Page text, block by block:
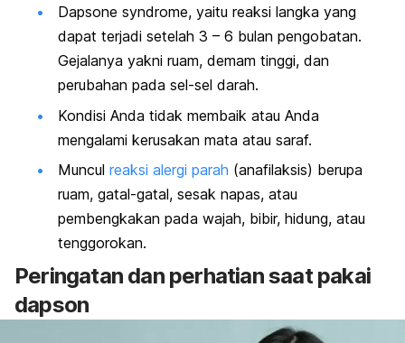
Dapsone syndrome, yaitu reaksi langka yang
dapat terjadi setelah 3 – 6 bulan pengobatan.
Gejalanya yakni ruam, demam tinggi, dan
perubahan pada sel-sel darah.
Kondisi Anda tidak membaik atau Anda
mengalami kerusakan mata atau saraf.
Muncul reaksi alergi parah (anafilaksis) berupa
ruam, gatal-gatal, sesak napas, atau
pembengkakan pada wajah, bibir, hidung, atau
tenggorokan.
Peringatan dan perhatian saat pakai
dapson